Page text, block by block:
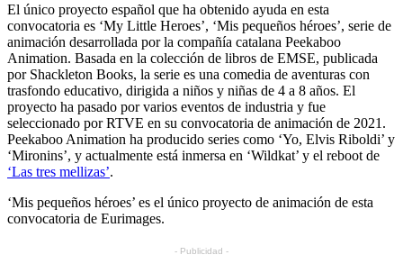
El único proyecto español que ha obtenido ayuda en esta
convocatoria es ‘My Little Heroes’, ‘Mis pequeños héroes’, serie de
animación desarrollada por la compañía catalana Peekaboo
Animation. Basada en la colección de libros de EMSE, publicada
por Shackleton Books, la serie es una comedia de aventuras con
trasfondo educativo, dirigida a niños y niñas de 4 a 8 años. El
proyecto ha pasado por varios eventos de industria y fue
seleccionado por RTVE en su convocatoria de animación de 2021.
Peekaboo Animation ha producido series como ‘Yo, Elvis Riboldi’ y
‘Mironins’, y actualmente está inmersa en ‘Wildkat’ y el reboot de
‘Las tres mellizas’.
‘Mis pequeños héroes’ es el único proyecto de animación de esta
convocatoria de Eurimages.
- Publicidad -